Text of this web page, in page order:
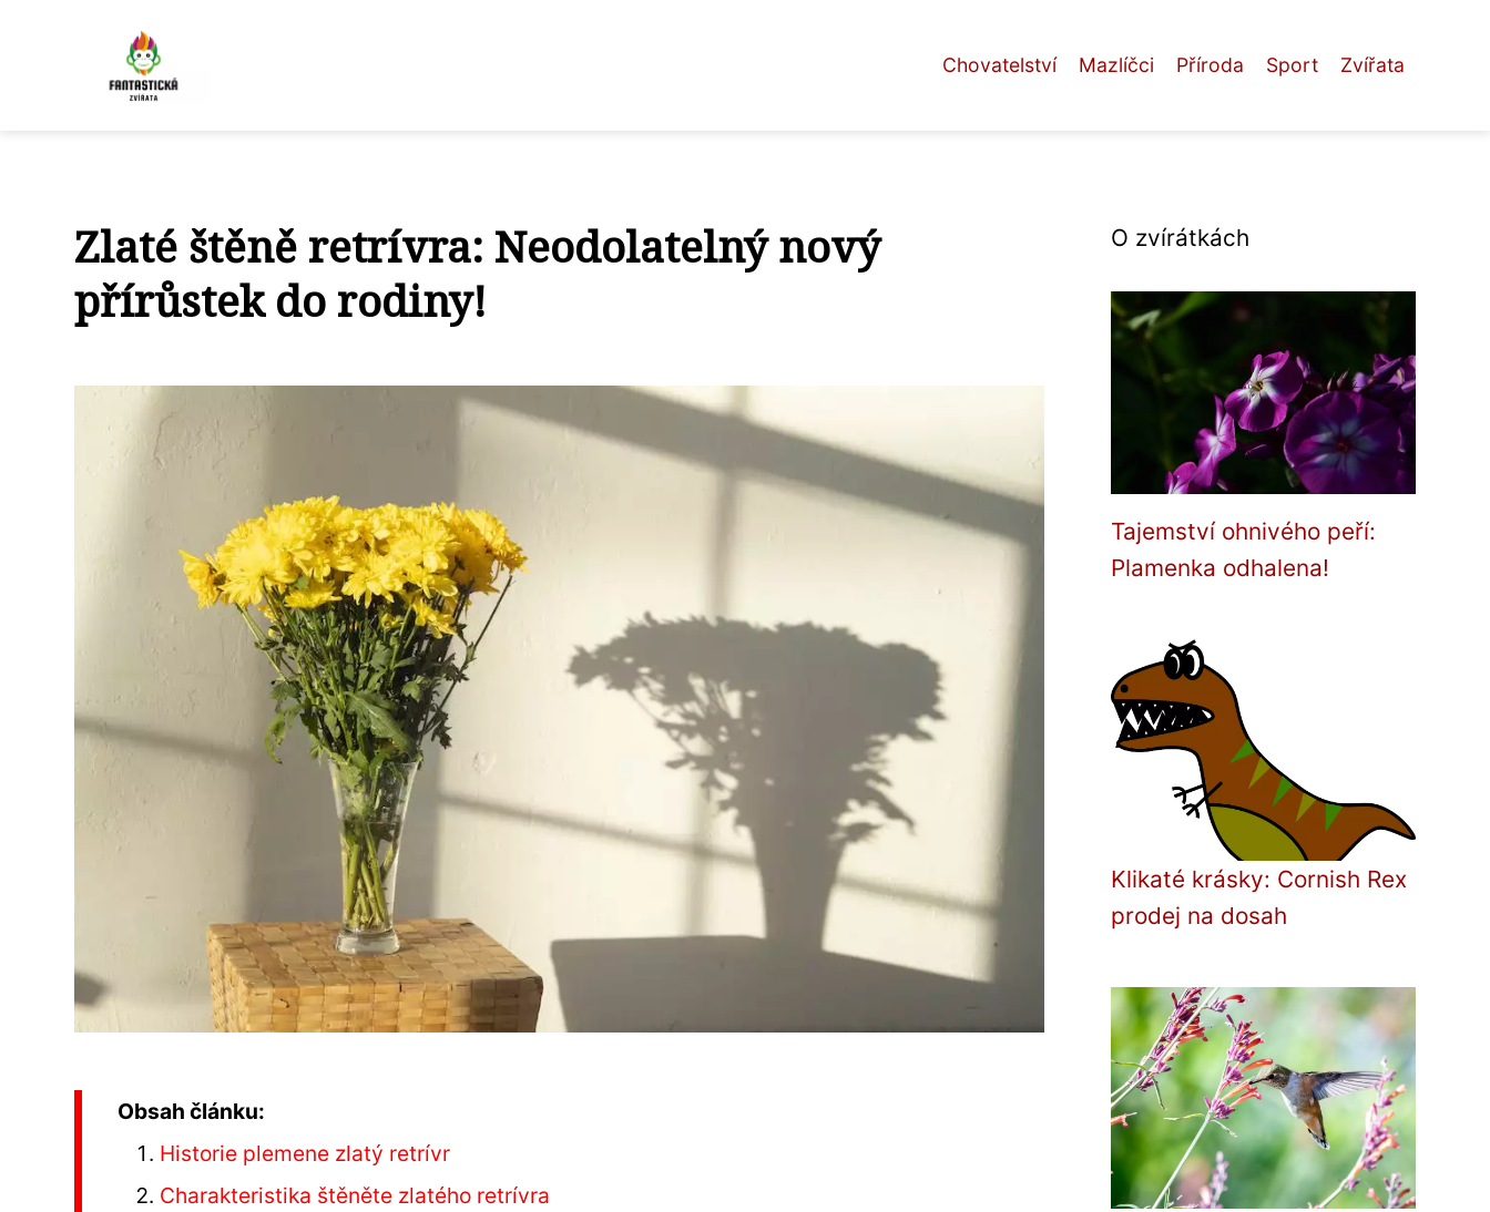
Chovatelství Mazlíčci Příroda Sport Zvířata
Zlaté štěně retrívra: Neodolatelný nový
přírůstek do rodiny!
Obsah článku:
Historie plemene zlatý retrívr
Charakteristika štěněte zlatého retrívra
O zvírátkách
Tajemství ohnivého peří:
Plamenka odhalena!
Klikaté krásky: Cornish Rex
prodej na dosah